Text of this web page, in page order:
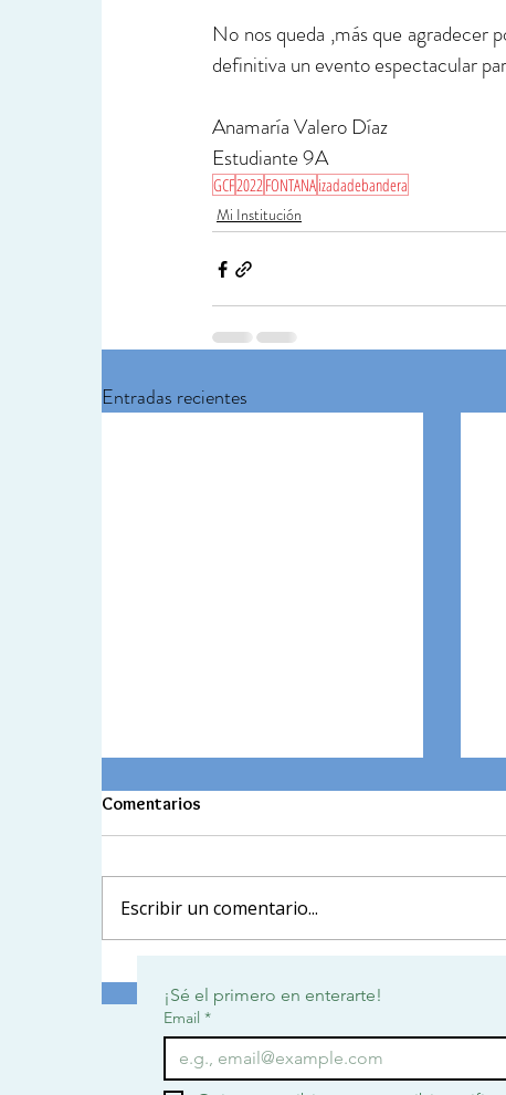
No nos queda ,más que agradecer
definitiva un evento espectacular
Anamaría Valero Díaz
Estudiante 9A
GCF2022FONTANAizadadebandera
Mi Institución
Entradas recientes
Conmemoración del Día del
Trabajador en el GCF
Comentarios
Escribir un comentario...
¡Sé el primero en enterarte!
Email *